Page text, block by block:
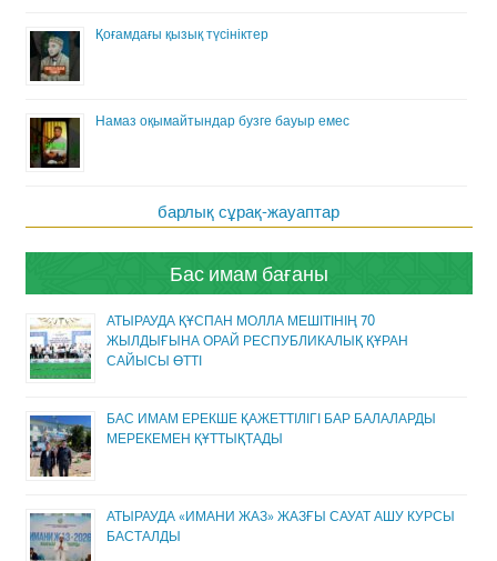
Қоғамдағы қызық түсініктер
Намаз оқымайтындар бузге бауыр емес
барлық сұрақ-жауаптар
Бас имам бағаны
АТЫРАУДА ҚҰСПАН МОЛЛА МЕШІТІНІҢ 70
ЖЫЛДЫҒЫНА ОРАЙ РЕСПУБЛИКАЛЫҚ ҚҰРАН
САЙЫСЫ ӨТТІ
БАС ИМАМ ЕРЕКШЕ ҚАЖЕТТІЛІГІ БАР БАЛАЛАРДЫ
МЕРЕКЕМЕН ҚҰТТЫҚТАДЫ
АТЫРАУДА «ИМАНИ ЖАЗ» ЖАЗҒЫ САУАТ АШУ КУРСЫ
БАСТАЛДЫ